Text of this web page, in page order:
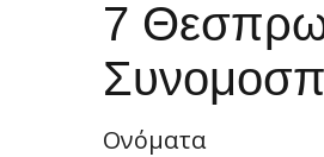
7
Ονόματα